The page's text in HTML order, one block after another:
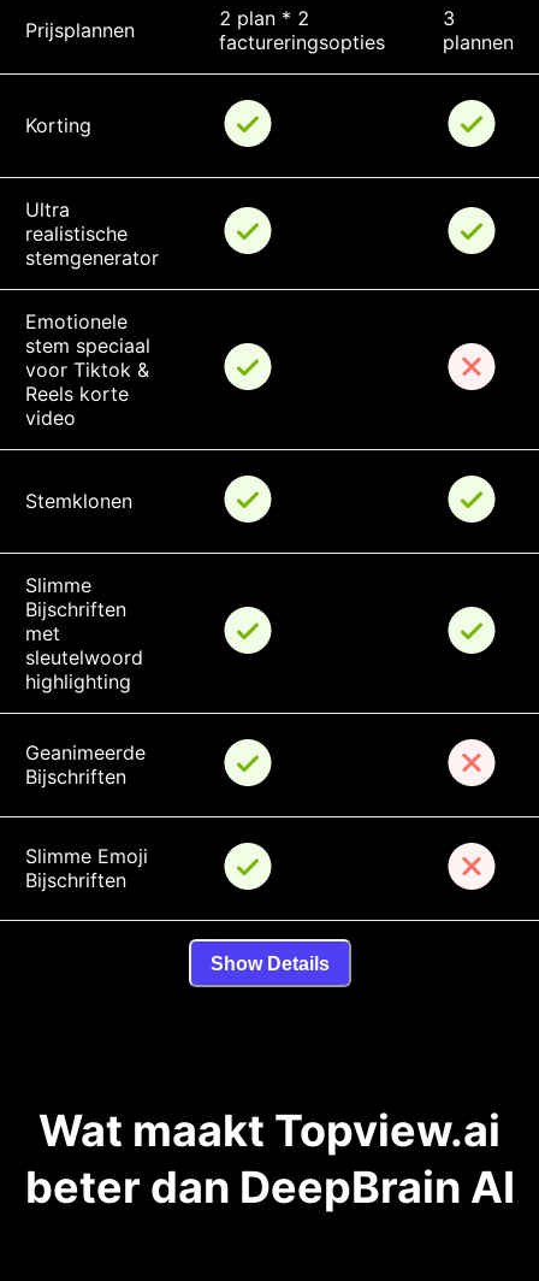
Prijsplannen
2 plan * 2
factureringsopties
3
plannen
Korting
Ultra
realistische
stemgenerator
Emotionele
stem speciaal
voor Tiktok &
Reels korte
video
Stemklonen
Slimme
Bijschriften
met
sleutelwoord
highlighting
Geanimeerde
Bijschriften
Slimme Emoji
Bijschriften
Show Details
Wat maakt Topview.ai
beter dan DeepBrain AI